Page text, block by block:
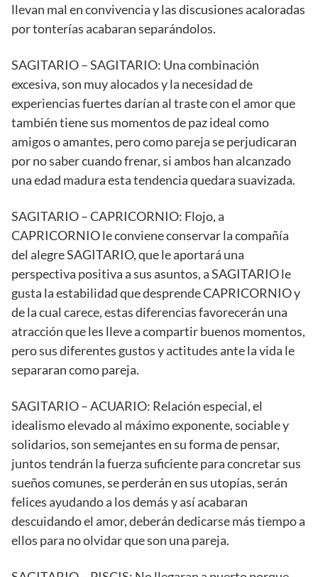
llevan mal en convivencia y las discusiones acaloradas
por tonterías acabaran separándolos.
SAGITARIO – SAGITARIO: Una combinación
excesiva, son muy alocados y la necesidad de
experiencias fuertes darían al traste con el amor que
también tiene sus momentos de paz ideal como
amigos o amantes, pero como pareja se perjudicaran
por no saber cuando frenar, si ambos han alcanzado
una edad madura esta tendencia quedara suavizada.
SAGITARIO – CAPRICORNIO: Flojo, a
CAPRICORNIO le conviene conservar la compañía
del alegre SAGITARIO, que le aportará una
perspectiva positiva a sus asuntos, a SAGITARIO le
gusta la estabilidad que desprende CAPRICORNIO y
de la cual carece, estas diferencias favorecerán una
atracción que les lleve a compartir buenos momentos,
pero sus diferentes gustos y actitudes ante la vida le
separaran como pareja.
SAGITARIO – ACUARIO: Relación especial, el
idealismo elevado al máximo exponente, sociable y
solidarios, son semejantes en su forma de pensar,
juntos tendrán la fuerza suficiente para concretar sus
sueños comunes, se perderán en sus utopías, serán
felices ayudando a los demás y así acabaran
descuidando el amor, deberán dedicarse más tiempo a
ellos para no olvidar que son una pareja.